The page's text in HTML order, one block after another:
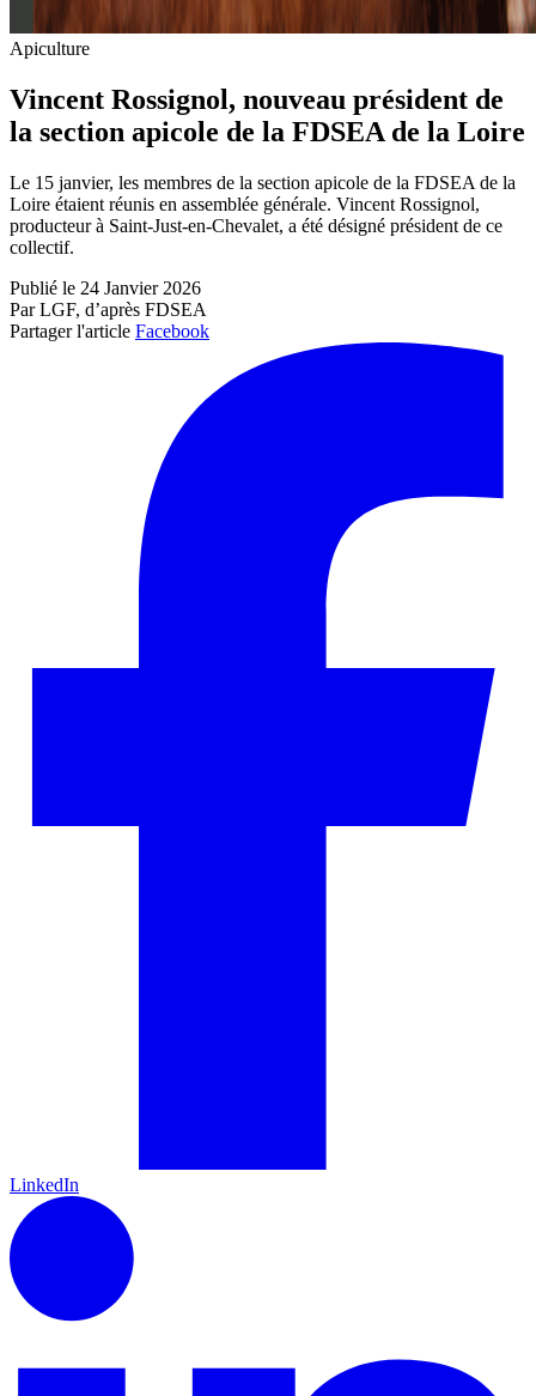
Apiculture
Vincent Rossignol, nouveau président de
la section apicole de la FDSEA de la Loire
Le 15 janvier, les membres de la section apicole de la FDSEA de la
Loire étaient réunis en assemblée générale. Vincent Rossignol,
producteur à Saint-Just-en-Chevalet, a été désigné président de ce
collectif.
Publié le 24 Janvier 2026
Par LGF, d’après FDSEA
Partager l'article Facebook
LinkedIn